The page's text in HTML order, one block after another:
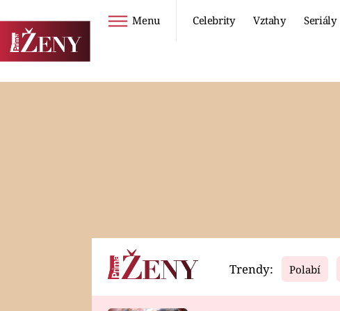
Menu Celebrity Vztahy Seriály
Horoskopy Video
Trendy: Polabí